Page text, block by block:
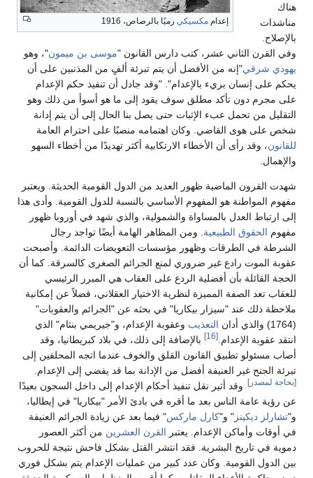
إعدام مكسيكي رميًا بالرصاص، 1916
هناك
مناشدات
بالإصلاح.
وفي القرن الثاني عشر، كتب دارس القانون "موسى بن ميمون"، وهو
يهودي شرقي"إنه من الأفضل أن يتم تبرئة ألفٍ من المذنبين على أن
يحكم على إنسان بريء بالإعدام". "وقد جادل أن تنفيذ حكم الإعدام
على مجرم دون تأكد مطلق سوف يقود إلى ما هو أسوأ من ذلك وهو
التقليل من تحمل عبء الإثبات حتى يصل بنا الحال إلى أن يتم إدانة
شخص على هوى القاضي. وكان اهتمامه منصبًا على احترام العامة
للقانون، وقد رأى أن الأخطاء الارتكابية أكثر تهديدًا من أخطاء السهو
والإهمال.
شهدت القرون الماضية ظهور العديد من الدول القومية الحديثة. ويعتبر
مفهوم المواطنة هو المفهوم الأساسي بالنسبة للدول القومية. وأدى هذا
إلى ارتباط العدل بالمساواة والشمولية، والذي شهد في أوروبا ظهور
مفهوم الحقوق الطبيعية . ومن المظاهر الهامة أيضًا تواجد رجال
الشرطة في الطرقات وظهور مؤسسات التعويضات الدائمة. وأصبحت
عقوبة الموت رادع غير ضروري لمنع الجرائم الصغرى كالسرقة. كما أن
الحجة القائلة بأن أفضلية الردع على العقاب هي المبرر الرئيسي
للعقاب تعد الصفة المميزة لنظرية الاختيار العقلاني، فضلاً عن إمكانية
ملاحظة ذلك عند "سيزار بيكاريا" في بحثه عن "الجرائم والعقوبات"
(1764) والذي أدان
التعذيب وعقوبة الإعدام، و"جيريمي بنثام" الذي
انتقد عقوبة الإعدام. [16]
بالإضافة إلى ذلك، في بلاد كبريطانيا، وقد
أصاب مسئولو تطبيق القانون القلق والخوف عندما اتجه المحلفين إلى
تبرئة الجنح غير العنيفة أفضل من الإدانة بما قد يفضي إلى الإعدام.
[بحاجة لمصدر] وقد أثير نقل تنفيذ أحكام الإعدام إلى داخل السجون بعيدًا
عن رؤية عامة الناس بعد ما أقره في بادئ الأمر "بيكاريا" في إيطاليا،
و"تشارلز ديكينز " و"كارل ماركس" فيما بعد عن زيادة الجرائم العنيفة
في أوقات وأماكن الإعدام. يعتبر القرن العشرين من أكثر العصور
دموية في تاريخ البشرية. فقد انتشر القتل بشكل فاحش نتيجة للحروب
بين الدول القومية. وكان عدد كبير من عمليات الإعدام يتم بشكل فوري